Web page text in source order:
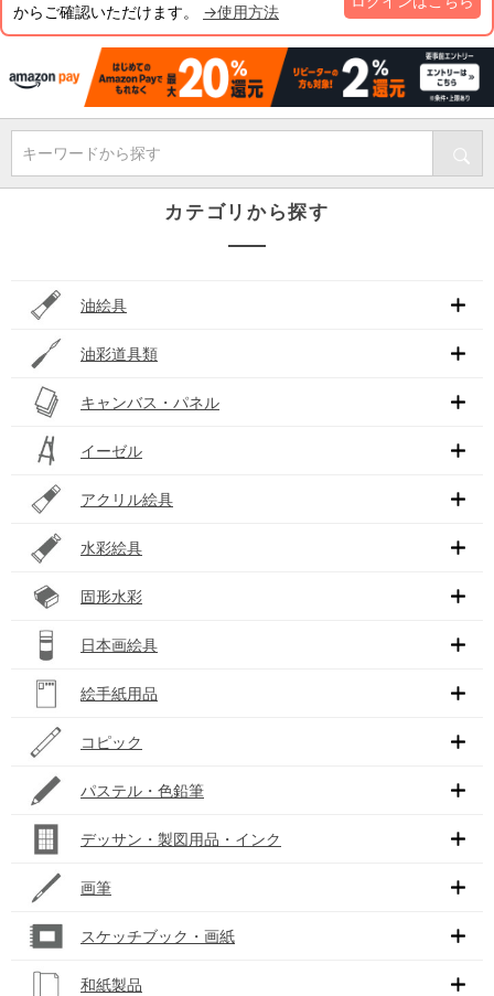
からご確認いただけます。 →使用方法
キーワードから探す
カテゴリから探す
油絵具
油彩道具類
キャンバス・パネル
イーゼル
アクリル絵具
水彩絵具
固形水彩
日本画絵具
絵手紙用品
コピック
パステル・色鉛筆
デッサン・製図用品・インク
画筆
スケッチブック・画紙
和紙製品